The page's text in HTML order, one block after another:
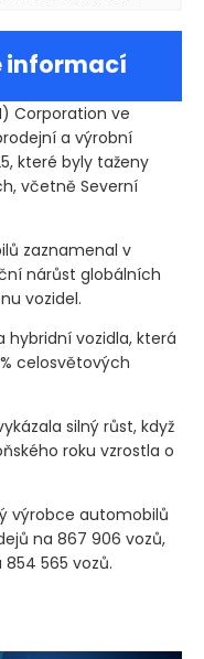
informací
Corporation ve
a výrobní
které byly taženy
včetně Severní
zaznamenal v
nárůst globálních
vozidel.
vozidla, která
celosvětových
silný růst, když
roku vzrostla o
výrobce automobilů
na 867 906 vozů,
565 vozů.